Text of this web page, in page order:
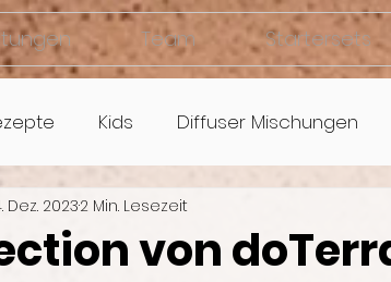
Team Startersets
Kids Diffuser Mischungen
von
Dez. 20232 Min. Lesezeit